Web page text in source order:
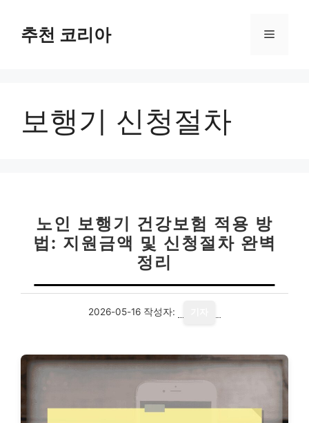
추천 코리아 메
보행기 신청절차
노인 보행기 건강보험 적용 방
법: 지원금액 및 신청절차 완벽
정리
2026-05-16 작성자: